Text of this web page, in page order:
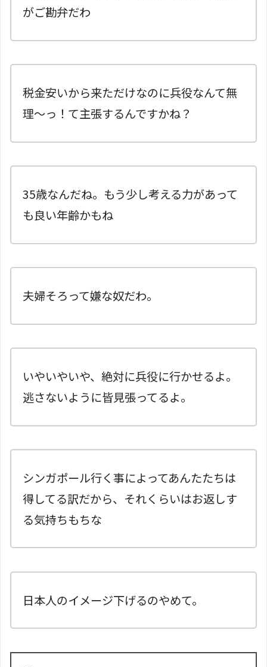
がご勘弁だわ
税金安いから来ただけなのに兵役なんて無
理〜っ！て主張するんですかね？
35歳なんだね。もう少し考える力があって
も良い年齢かもね
夫婦そろって嫌な奴だわ。
いやいやいや、絶対に兵役に行かせるよ。
逃さないように皆見張ってるよ。
シンガポール行く事によってあんたたちは
得してる訳だから、それくらいはお返しす
る気持ちもちな
日本人のイメージ下げるのやめて。